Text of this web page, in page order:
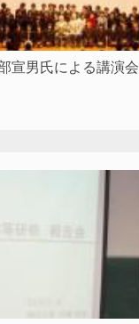
宣男氏による講演